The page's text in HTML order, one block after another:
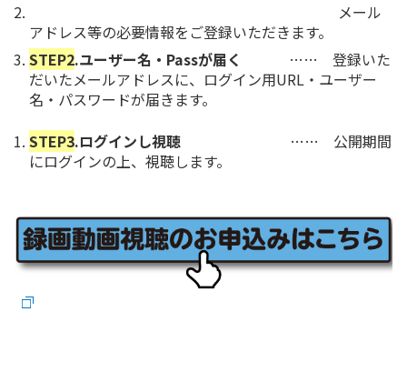
メール
アドレス等の必要情報をご登録いただきます。
STEP2.ユーザー名・Passが届く
…… 登録いた
だいたメールアドレスに、ログイン用URL・ユーザー
名・パスワードが届きます。
STEP3.ログインし視聴
…… 公開期間
にログインの上、視聴します。